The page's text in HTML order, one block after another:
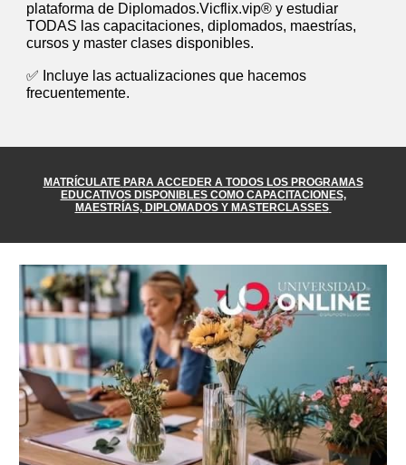
plataforma de Diplomados.Vicflix.vip® y estudiar
TODAS las capacitaciones, diplomados, maestrías,
cursos y master clases disponibles.
✅ Incluye las actualizaciones que hacemos
frecuentemente.
MATRÍCULATE PARA ACCEDER A TODOS LOS PROGRAMAS
EDUCATIVOS DISPONIBLES COMO CAPACITACIONES,
MAESTRÍAS, DIPLOMADOS Y MASTERCLASSES